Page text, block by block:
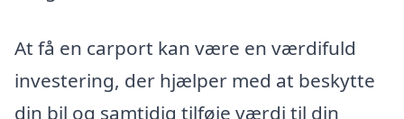
At få en carport kan være en værdifuld
investering, der hjælper med at beskytte
din bil og samtidig tilføje værdi til din